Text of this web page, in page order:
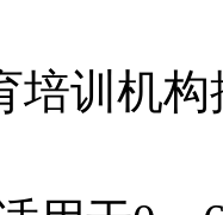
培训机